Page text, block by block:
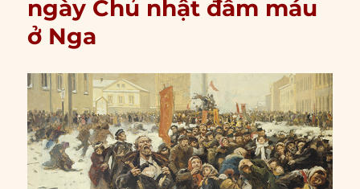
ngày Chủ nhật đẫm máu
ở Nga